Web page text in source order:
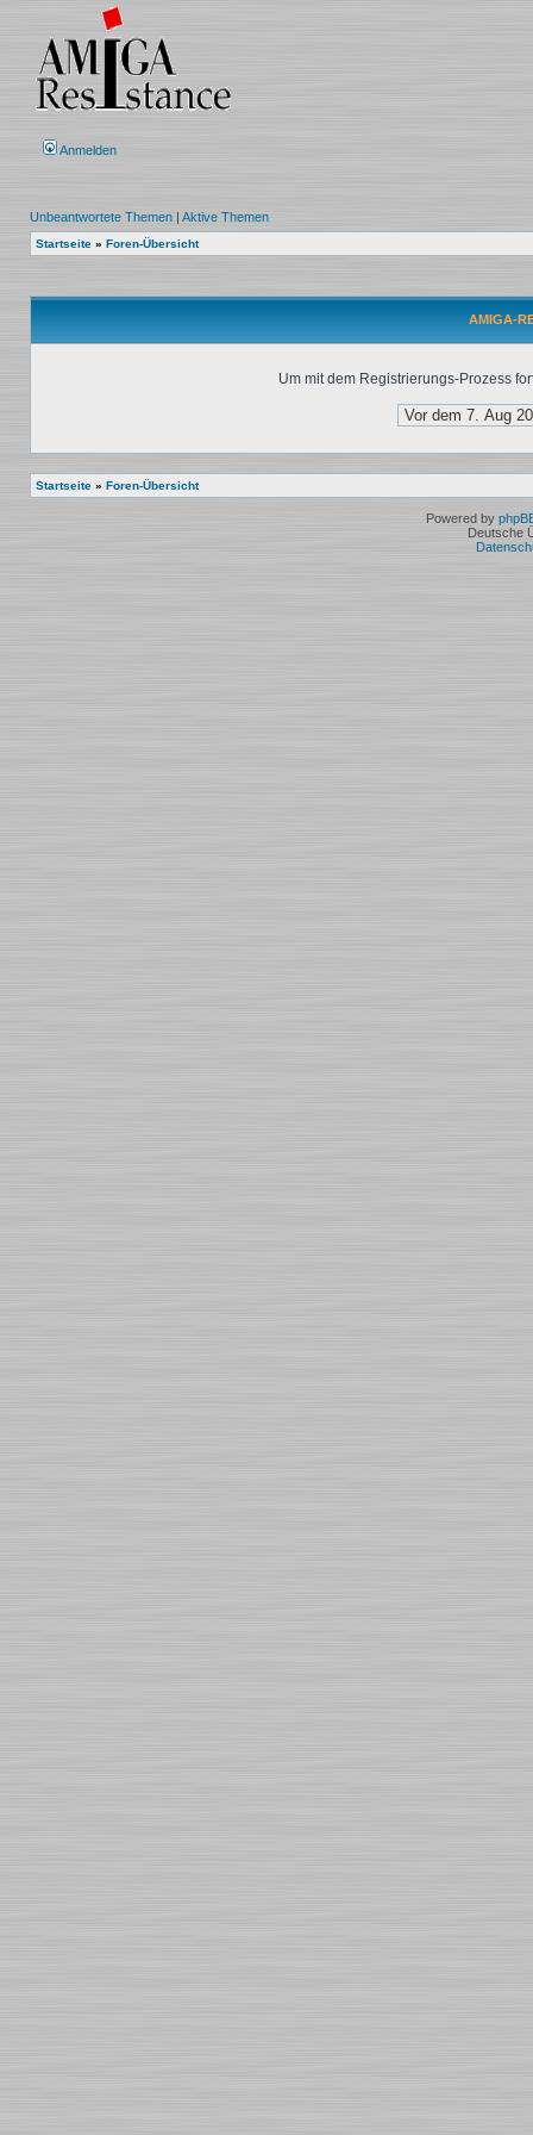
Anmelden
Unbeantwortete Themen | Aktive Themen
Startseite » Foren-Übersicht
AMIGA-
Um mit dem Registrierungs-Prozess
Startseite » Foren-Übersicht
Powered by
Deutsche